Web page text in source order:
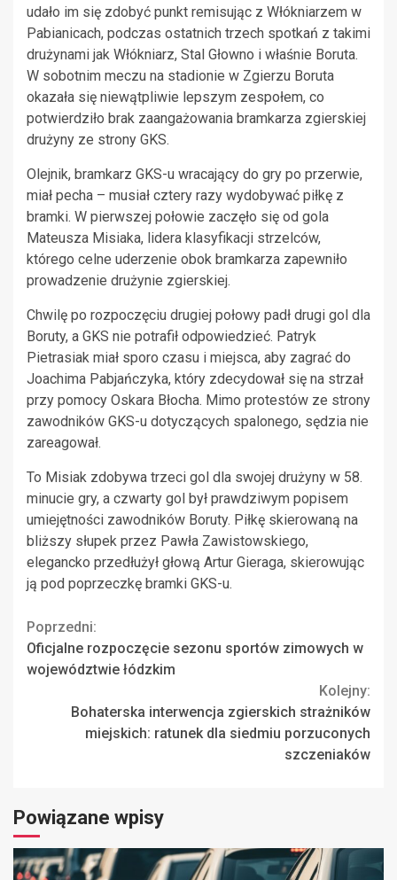
udało im się zdobyć punkt remisując z Włókniarzem w
Pabianicach, podczas ostatnich trzech spotkań z takimi
drużynami jak Włókniarz, Stal Głowno i właśnie Boruta.
W sobotnim meczu na stadionie w Zgierzu Boruta
okazała się niewątpliwie lepszym zespołem, co
potwierdziło brak zaangażowania bramkarza zgierskiej
drużyny ze strony GKS.
Olejnik, bramkarz GKS-u wracający do gry po przerwie,
miał pecha – musiał cztery razy wydobywać piłkę z
bramki. W pierwszej połowie zaczęło się od gola
Mateusza Misiaka, lidera klasyfikacji strzelców,
którego celne uderzenie obok bramkarza zapewniło
prowadzenie drużynie zgierskiej.
Chwilę po rozpoczęciu drugiej połowy padł drugi gol dla
Boruty, a GKS nie potrafił odpowiedzieć. Patryk
Pietrasiak miał sporo czasu i miejsca, aby zagrać do
Joachima Pabjańczyka, który zdecydował się na strzał
przy pomocy Oskara Błocha. Mimo protestów ze strony
zawodników GKS-u dotyczących spalonego, sędzia nie
zareagował.
To Misiak zdobywa trzeci gol dla swojej drużyny w 58.
minucie gry, a czwarty gol był prawdziwym popisem
umiejętności zawodników Boruty. Piłkę skierowaną na
bliższy słupek przez Pawła Zawistowskiego,
elegancko przedłużył głową Artur Gieraga, skierowując
ją pod poprzeczkę bramki GKS-u.
Continue
Reading
Poprzedni:
Oficjalne rozpoczęcie sezonu sportów zimowych w
województwie łódzkim
Kolejny:
Bohaterska interwencja zgierskich strażników
miejskich: ratunek dla siedmiu porzuconych
szczeniaków
Powiązane wpisy